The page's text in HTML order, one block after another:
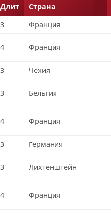
Длит Страна
3 Франция
4 Франция
3 Чехия
3 Бельгия
4 Франция
3 Германия
3 Лихтенштейн
4 Франция